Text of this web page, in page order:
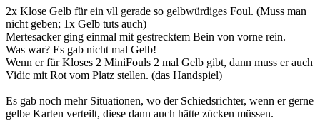
2x Klose Gelb für ein vll gerade so gelbwürdiges Foul. (Muss man
nicht geben; 1x Gelb tuts auch)
Mertesacker ging einmal mit gestrecktem Bein von vorne rein.
Was war? Es gab nicht mal Gelb!
Wenn er für Kloses 2 MiniFouls 2 mal Gelb gibt, dann muss er auch
Vidic mit Rot vom Platz stellen. (das Handspiel)
Es gab noch mehr Situationen, wo der Schiedsrichter, wenn er gerne
gelbe Karten verteilt, diese dann auch hätte zücken müssen.